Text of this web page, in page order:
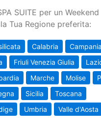
SUITE per un Weekend
Tua Regione preferita:
Calabria
Campania
Friuli Venezia Giulia
Marche Molise
Sicilia
Toscana
Umbria
Valle d'Aosta